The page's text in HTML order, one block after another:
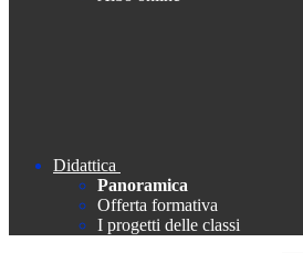
Didattica
Panoramica
Offerta formativa
I progetti delle classi